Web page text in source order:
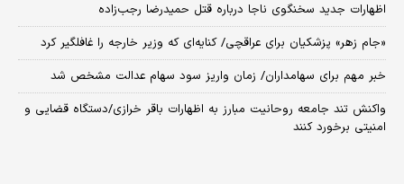
اظهارات جدید سخنگوی ناجا درباره قتل حمیدرضا رجب‌زاده
«جام زهر» پزشکیان برای عراقچی/ کنایه‌ای که وزیر خارجه را غافلگیر کرد
خبر مهم برای سهامداران/ زمان واریز سود سهام عدالت مشخص شد
واکنش تند جامعه روحانیت مبارز به اظهارات باقر خرازی/دستگاه قضایی و
امنیتی برخورد کنند